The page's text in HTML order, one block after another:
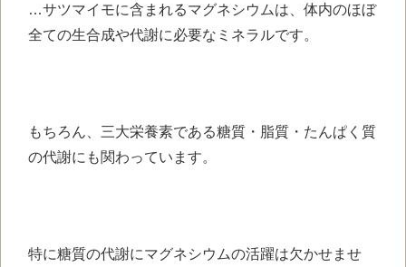
…サツマイモに含まれるマグネシウムは、体内のほぼ
全ての生合成や代謝に必要なミネラルです。
もちろん、三大栄養素である糖質・脂質・たんぱく質
の代謝にも関わっています。
特に糖質の代謝にマグネシウムの活躍は欠かせませ